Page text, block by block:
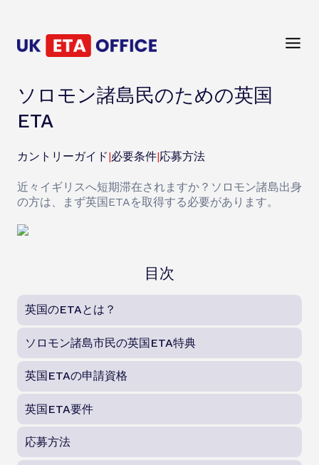
ソロモン諸島民のための英国
ETA
カントリーガイド|必要条件|応募方法
近々イギリスへ短期滞在されますか？ソロモン諸島出身
の方は、まず英国ETAを取得する必要があります。
目次
英国のETAとは？
ソロモン諸島市民の英国ETA特典
英国ETAの申請資格
英国ETA要件
応募方法